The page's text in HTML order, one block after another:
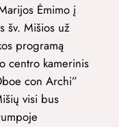
Ėmimo į
šv. Mišios už
programą
centro kamerinis
con Archi”
visi bus